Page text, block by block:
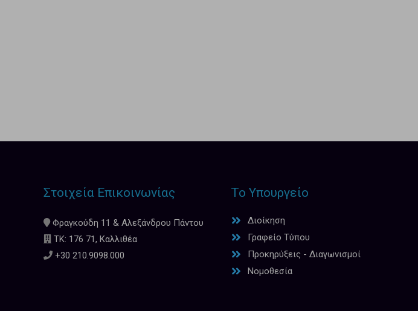
Στοιχεία Επικοινωνίας
Φραγκούδη 11 & Αλεξάνδρου Πάντου
ΤΚ: 176 71, Καλλιθέα
+30 210.9098.000
Το Υπουργείο
Διοίκηση
Γραφείο Τύπου
Προκηρύξεις - Διαγωνισμοί
Νομοθεσία